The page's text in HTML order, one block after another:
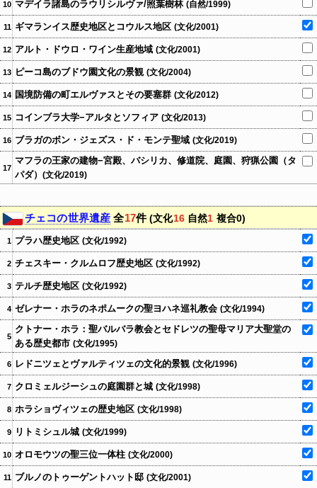
10 マデイラ諸島のラウリシルヴァ/照葉樹林 (自然/1999)
11 ギマランイス歴史地区とコウルス地区 (文化/2001)
12 アルト・ドウロ・ワイン生産地域 (文化/2001)
13 ピーコ島のブドウ園文化の景観 (文化/2004)
14 国境防備の町エルヴァスとその要塞群 (文化/2012)
15 コインブラ大学−アルタとソフィア (文化/2013)
16 ブラガのボン・ジェズス・ド・モンテ聖域 (文化/2019)
17
マフラの王家の建物−宮殿、バシリカ、修道院、庭園、狩猟公園（タ
パダ） (文化/2019)
チェコの世界遺産 全17件(文化16自然1 複合0)
1 プラハ歴史地区 (文化/1992)
2 チェスキー・クルムロフ歴史地区 (文化/1992)
3 テルチ歴史地区 (文化/1992)
4 ゼレナー・ホラのネポムークの聖ヨハネ巡礼教会 (文化/1994)
5
クトナー・ホラ：聖バルバラ教会とセドレツの聖母マリア大聖堂の
ある歴史都市 (文化/1995)
6 レドニツェとヴァルティツェの文化的景観 (文化/1996)
7 クロミェルジーシュの庭園群と城 (文化/1998)
8 ホラショヴィツェの歴史地区 (文化/1998)
9 リトミシュル城 (文化/1999)
10 オロモウツの聖三位一体柱 (文化/2000)
11 ブルノのトゥーゲントハット邸 (文化/2001)